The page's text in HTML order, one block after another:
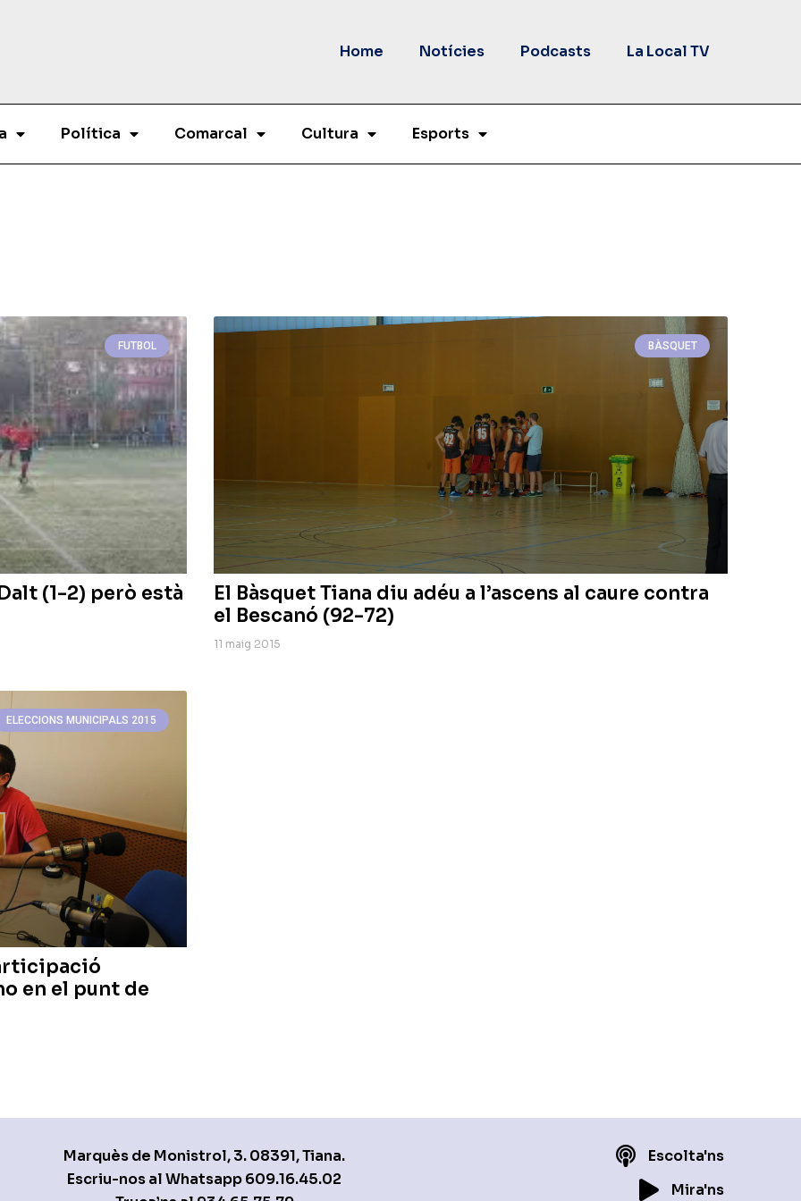
Home Notícies Podcasts La Local TV
Política Comarcal Cultura Esports
FUTBOL
(1-2) però està
BÀSQUET
El Bàsquet Tiana diu adéu a l’ascens al caure contra
el Bescanó (92-72)
11 maig 2015
ELECCIONS MUNICIPALS 2015
en el punt de
Marquès de Monistrol, 3. 08391, Tiana.
Escriu-nos al Whatsapp609.16.45.02
Escolta'ns
Mira'ns